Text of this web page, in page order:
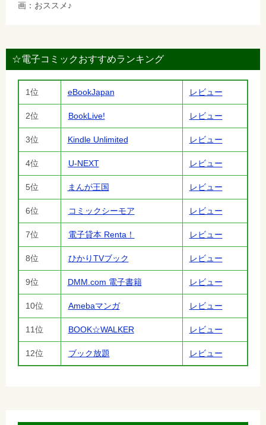
画：おススメ♪
☆電子コミックおすすめランキング
1位 eBookJapan レビュー
2位 BookLive! レビュー
3位 Kindle Unlimited レビュー
4位 U-NEXT レビュー
5位 まんが王国 レビュー
6位 コミックシーモア レビュー
7位 電子貸本 Renta！ レビュー
8位 ひかりTVブック レビュー
9位 DMM.com 電子書籍 レビュー
10位 Amebaマンガ レビュー
11位 BOOK☆WALKER レビュー
12位 ブック放題 レビュー